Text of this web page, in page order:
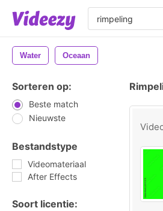
Water Oceaan
Sorteren op:
Beste match
Nieuwste
Bestandstype
Videomateriaal
After Effects
Soort licentie: